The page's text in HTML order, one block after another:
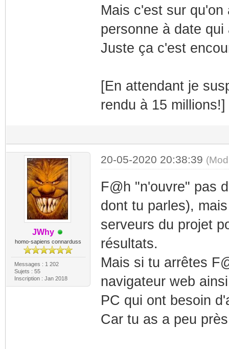
Mais c'est sur
personne à date qui
Juste ça c'est
[En attendant je
rendu à 15 millions!]
JWhy
homo-sapiens connarduss
Messages : 1 202
Sujets : 55
Inscription : Jan 2018
20-05-2020 20:38:39
F@h "n'ouvre" pas
dont tu parles),
serveurs du projet
résultats.
Mais si tu arrêtes
navigateur web
PC qui ont besoin
Car tu as a peu